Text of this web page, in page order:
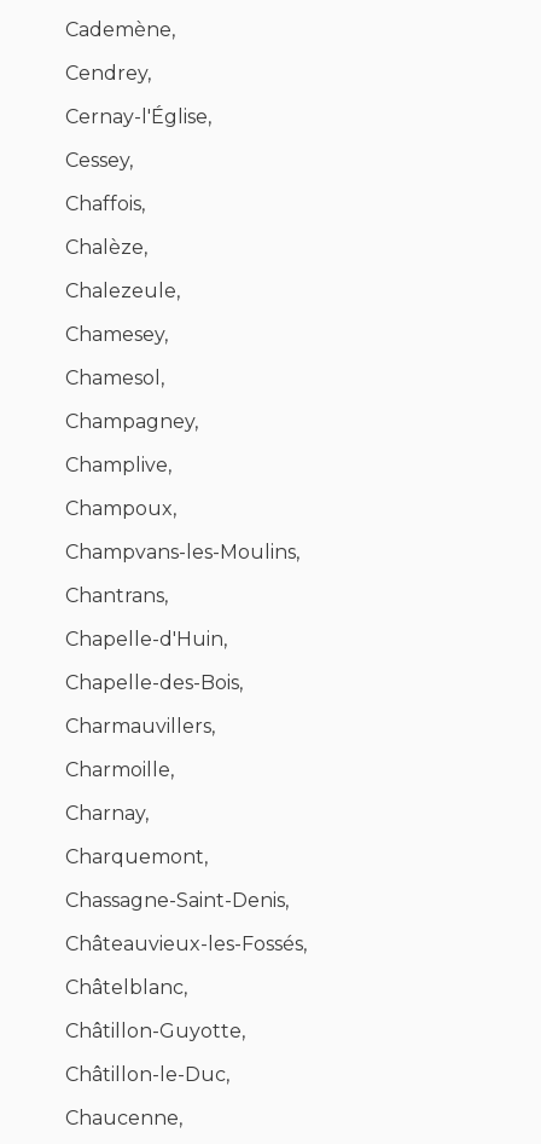
Cademène,
Cendrey,
Cernay-l'Église,
Cessey,
Chaffois,
Chalèze,
Chalezeule,
Chamesey,
Chamesol,
Champagney,
Champlive,
Champoux,
Champvans-les-Moulins,
Chantrans,
Chapelle-d'Huin,
Chapelle-des-Bois,
Charmauvillers,
Charmoille,
Charnay,
Charquemont,
Chassagne-Saint-Denis,
Châteauvieux-les-Fossés,
Châtelblanc,
Châtillon-Guyotte,
Châtillon-le-Duc,
Chaucenne,